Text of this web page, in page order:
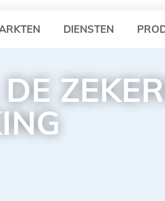
DIENSTEN